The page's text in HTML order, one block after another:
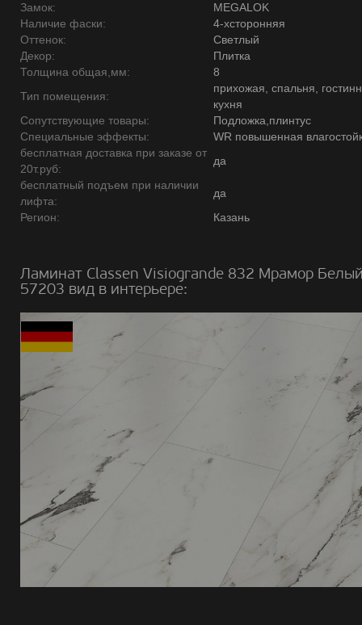
Замок:
MEGALOK
Наличие фаски:
4-хсторонняя
Оттенок:
Светлый
Декор:
Плитка
Толщина общая,мм:
8
Тип помещения:
прихожая, спальня,
кухня
Сопутствующие товары:
Подложка,плинтус
Специальные эффекты:
WR повышенная
бесплатная доставка при заказе от
20т.руб:
да
бесплатный подъем при наличии
лифта:
да
Регион:
Казань
Ламинат Classen Visiogrande 832 Мрамор
57203 вид в интерьере: